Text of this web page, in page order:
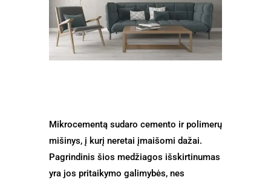
Mikrocementą sudaro cemento ir polimerų
mišinys, į kurį neretai įmaišomi dažai.
Pagrindinis šios medžiagos išskirtinumas
yra jos pritaikymo galimybės, nes